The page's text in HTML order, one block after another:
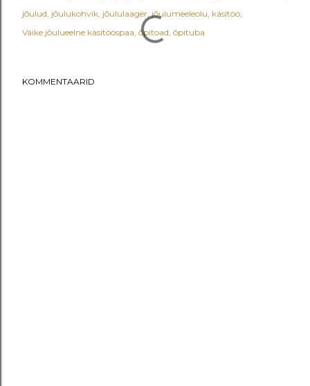
jõulud jõulukohvik jõululaager jõulumeeleolu käsitöö
Väike jõulueelne käsitööspaa õpitoad õpituba
KOMMENTAARID